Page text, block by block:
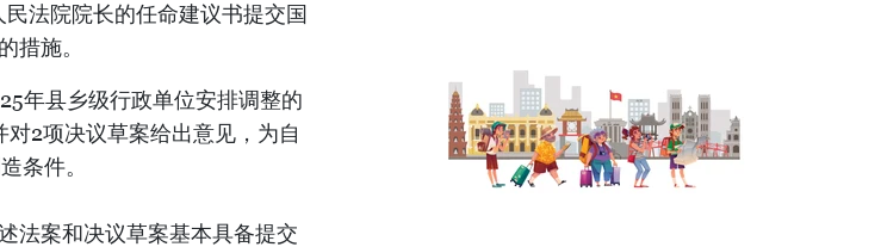
法院院长的任命建议书提交国
措施。
年县乡级行政单位安排调整的
2项决议草案给出意见，为自
条件。
法案和决议草案基本具备提交